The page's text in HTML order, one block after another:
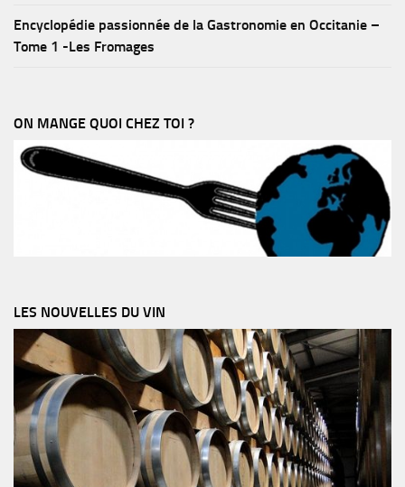
Encyclopédie passionnée de la Gastronomie en Occitanie –
Tome 1 -Les Fromages
ON MANGE QUOI CHEZ TOI ?
LES NOUVELLES DU VIN